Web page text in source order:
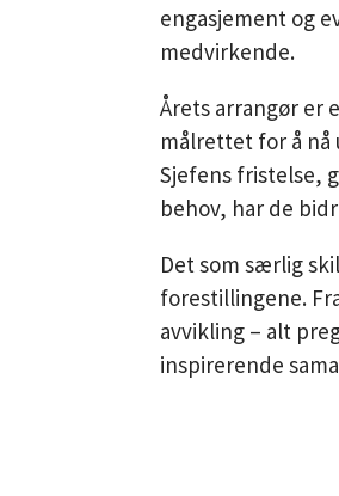
engasjement og
medvirkende.
Årets arrangør er
målrettet for å
Sjefens fristelse,
behov, har de
Det som særlig
forestillingene.
avvikling – alt
inspirerende